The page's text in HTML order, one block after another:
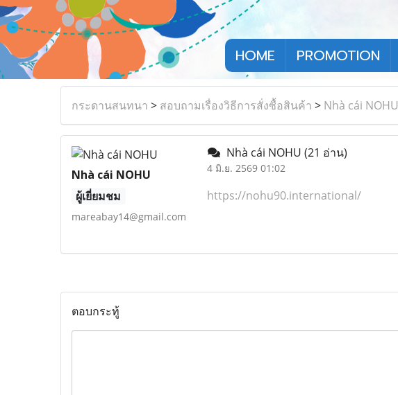
HOME PROMOTION
กระดานสนทนา > สอบถามเรื่องวิธีการสั่งซื้อสินค้า > Nhà cái NOHU
Nhà cái NOHU
ผู้เยี่ยมชม
mareabay14@gmail.com
Nhà cái NOHU (21 อ่าน)
4 มิ.ย. 2569 01:02
https://nohu90.international/
ตอบกระทู้